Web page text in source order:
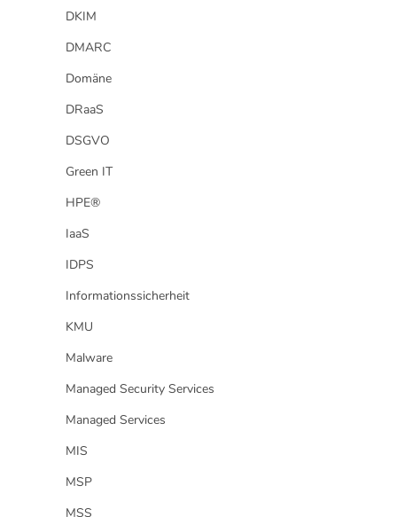
DKIM
DMARC
Domäne
DRaaS
DSGVO
Green IT
HPE®
IaaS
IDPS
Informationssicherheit
KMU
Malware
Managed Security Services
Managed Services
MIS
MSP
MSS